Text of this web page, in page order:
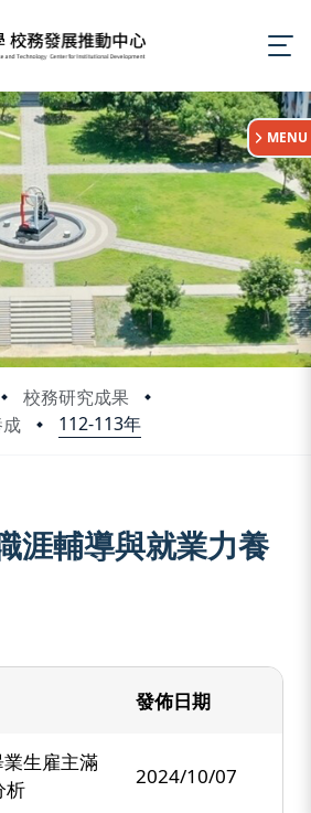
校務研究成果
112-113年
MENU
涯輔導與就業力養
發佈日期
生雇主滿
析
2024/10/07